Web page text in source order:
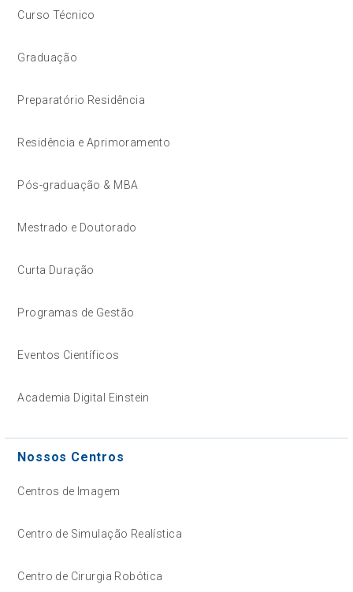
Curso Técnico
Graduação
Preparatório Residência
Residência e Aprimoramento
Pós-graduação & MBA
Mestrado e Doutorado
Curta Duração
Programas de Gestão
Eventos Científicos
Academia Digital Einstein
Nossos Centros
Centros de Imagem
Centro de Simulação Realística
Centro de Cirurgia Robótica